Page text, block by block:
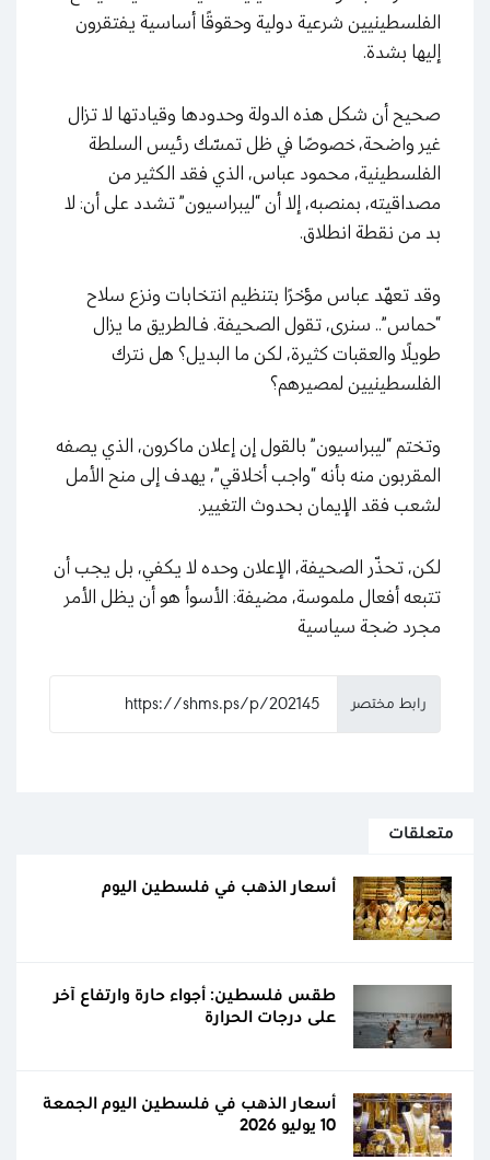
الفلسطينيين شرعية دولية وحقوقًا أساسية يفتقرون
إليها بشدة.
صحيح أن شكل هذه الدولة وحدودها وقيادتها لا تزال
غير واضحة، خصوصًا في ظل تمسّك رئيس السلطة
الفلسطينية، محمود عباس، الذي فقد الكثير من
مصداقيته، بمنصبه، إلا أن “ليبراسيون” تشدد على أن: لا
بد من نقطة انطلاق.
وقد تعهّد عباس مؤخرًا بتنظيم انتخابات ونزع سلاح
“حماس”.. سنرى، تقول الصحيفة. فـالطريق ما يزال
طويلًا والعقبات كثيرة، لكن ما البديل؟ هل نترك
الفلسطينيين لمصيرهم؟
وتختم “ليبراسيون” بالقول إن إعلان ماكرون، الذي يصفه
المقربون منه بأنه “واجب أخلاقي”، يهدف إلى منح الأمل
لشعب فقد الإيمان بحدوث التغيير.
لكن، تحذّر الصحيفة، الإعلان وحده لا يكفي، بل يجب أن
تتبعه أفعال ملموسة، مضيفة: الأسوأ هو أن يظل الأمر
مجرد ضجة سياسية
رابط مختصر
متعلقات
أسعار الذهب في فلسطين اليوم
طقس فلسطين: أجواء حارة وارتفاع آخر
على درجات الحرارة
أسعار الذهب في فلسطين اليوم الجمعة
10 يوليو 2026